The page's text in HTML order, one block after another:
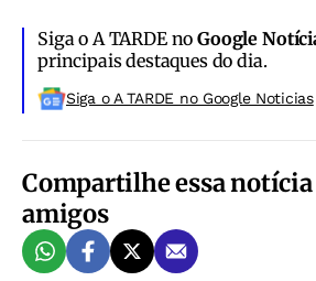
Siga o A TARDE noGoogle
principais destaques do dia.
Siga o A TARDE no Google Noticias
Compartilhe essa notícia
amigos